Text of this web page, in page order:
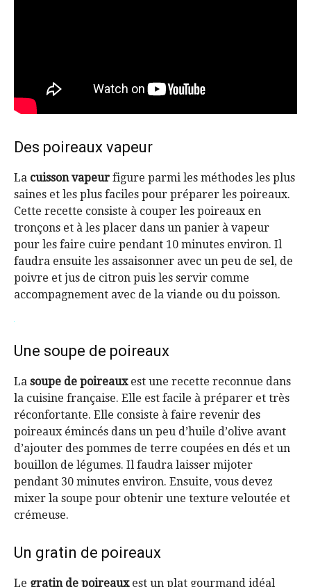
Des poireaux vapeur
La cuisson vapeur figure parmi les méthodes les plus
saines et les plus faciles pour préparer les poireaux.
Cette recette consiste à couper les poireaux en
tronçons et à les placer dans un panier à vapeur
pour les faire cuire pendant 10 minutes environ. Il
faudra ensuite les assaisonner avec un peu de sel, de
poivre et jus de citron puis les servir comme
accompagnement avec de la viande ou du poisson.
Une soupe de poireaux
La soupe de poireauxest une recette reconnue dans
la cuisine française. Elle est facile à préparer et très
réconfortante. Elle consiste à faire revenir des
poireaux émincés dans un peu d’huile d’olive avant
d’ajouter des pommes de terre coupées en dés et un
bouillon de légumes. Il faudra laisser mijoter
pendant 30 minutes environ. Ensuite, vous devez
mixer la soupe pour obtenir une texture veloutée et
crémeuse.
Un gratin de poireaux
Le gratin de poireauxest un plat gourmand idéal